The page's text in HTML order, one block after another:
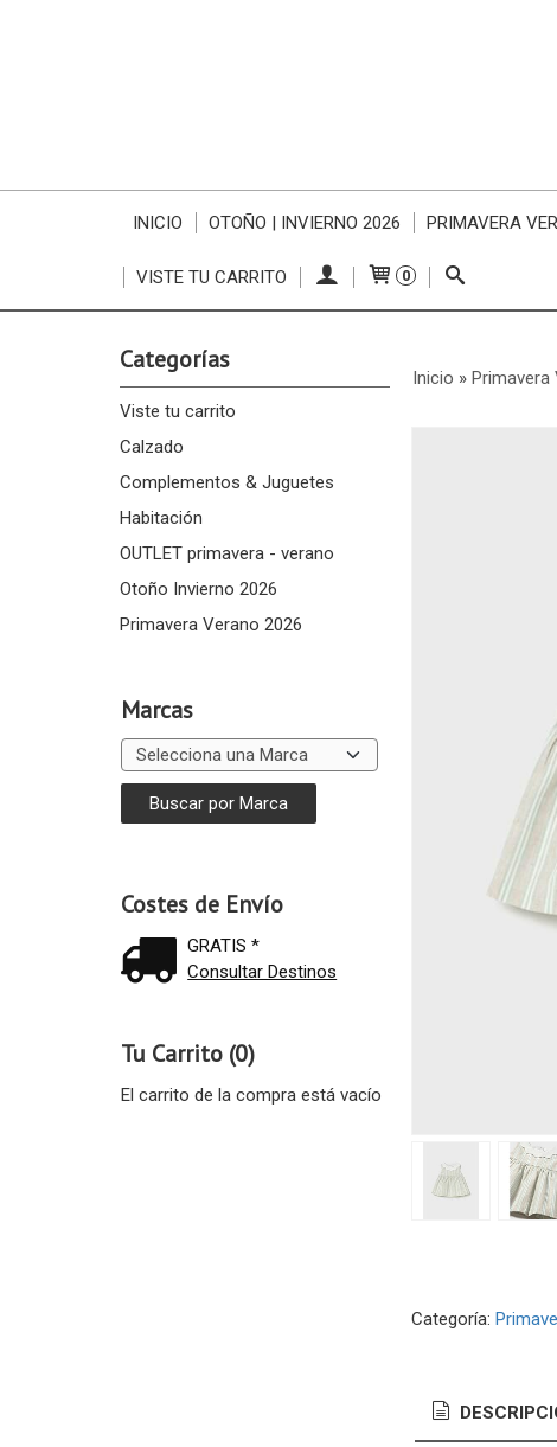
INICIO OTOÑO | INVIERNO 2026 PRIMAVERA
VISTE TU CARRITO 0
Categorías
Viste tu carrito
Calzado
Complementos & Juguetes
Habitación
OUTLET primavera - verano
Otoño Invierno 2026
Primavera Verano 2026
Marcas
Costes de Envío
GRATIS *
Consultar Destinos
Tu Carrito (0)
El carrito de la compra está vacío
Inicio » Primavera
Categoría: